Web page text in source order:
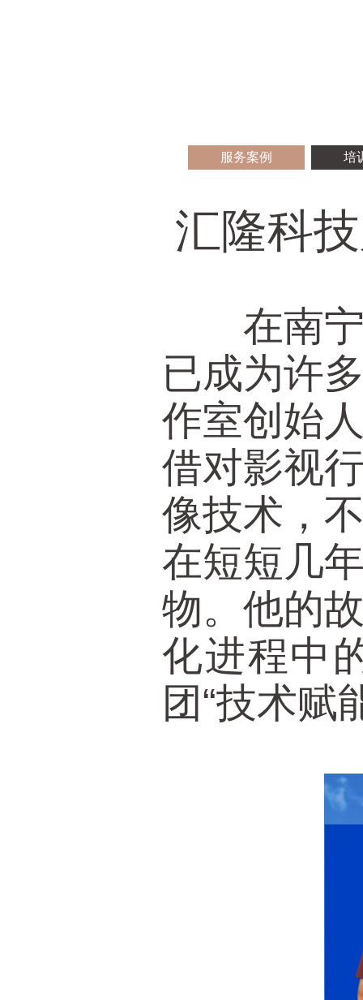
服务案例 培
汇隆科
在南宁
已成为许
作室创始
借对影视
像技术，
在短短几
物。他的
化进程中
团“技术赋